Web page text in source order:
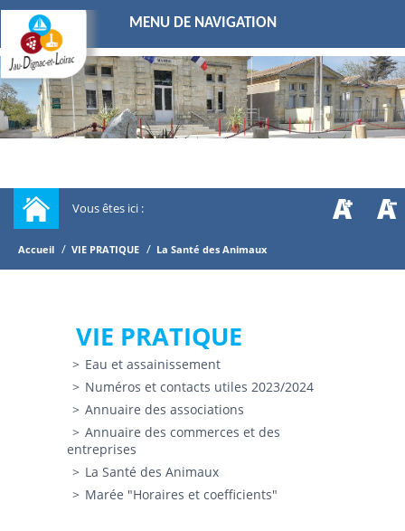
MENU DE NAVIGATION
Vous êtes ici :
Accueil / VIE PRATIQUE / La Santé des Animaux
VIE PRATIQUE
Eau et assainissement
Numéros et contacts utiles 2023/2024
Annuaire des associations
Annuaire des commerces et des
entreprises
La Santé des Animaux
Marée "Horaires et coefficients"